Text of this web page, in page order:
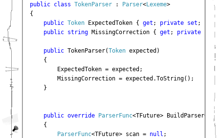
public class TokenParser : Parser<Lexeme>
{
public Token ExpectedToken { get ; private set ; }
public string MissingCorrection { get ; private set ;
public TokenParser(Token expected)
    {
        ExpectedToken = expected;
        MissingCorrection = expected.ToString();
    }
public override ParserFunc<TFuture>
    {
ParserFunc<TFuture> scan = null ;